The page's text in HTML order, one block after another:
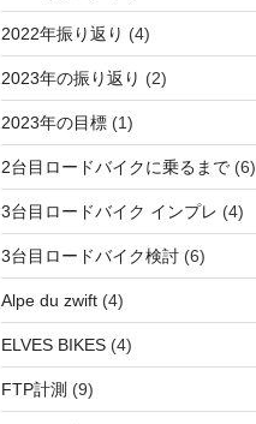
2022年振り返り (4)
2023年の振り返り (2)
2023年の目標(1)
2台目ロードバイクに乗るまで(6)
3台目ロードバイク インプレ (4)
3台目ロードバイク検討(6)
Alpe du zwift(4)
ELVES BIKES(4)
FTP計測 (9)